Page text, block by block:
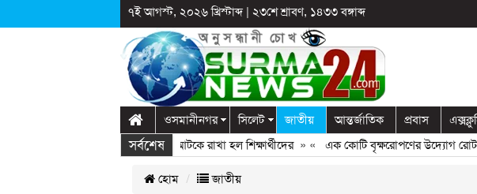
৭ই আগস্ট, ২০২৬ খ্রিস্টাব্দ| ২৩শে শ্রাবণ, ১৪৩৩ বঙ্গাব্দ
ওসমানীনগর সিলেট জাতীয় আন্তর্জাতিক প্রবাস
সর্বশেষ
স্কুলে দুপ্রক’র অনুষ্ঠান: ছুটির পরও আটকে রাখা হল শিক্ষার্থীদের» « এক কোটি বৃক্ষরোপণের উদ্যোগ রোটারি
হোম জাতীয়